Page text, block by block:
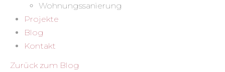
Wohnungssanierung
Projekte
Blog
Kontakt
Zurück zum Blog